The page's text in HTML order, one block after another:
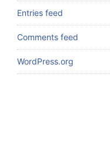
Entries feed
Comments feed
WordPress.org